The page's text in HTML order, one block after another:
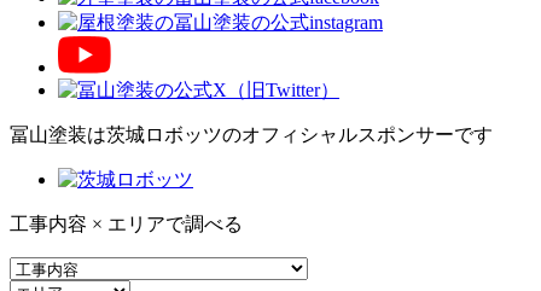
冨山塗装は茨城ロボッツのオフィシャルスポンサーです
工事内容 × エリアで調べる